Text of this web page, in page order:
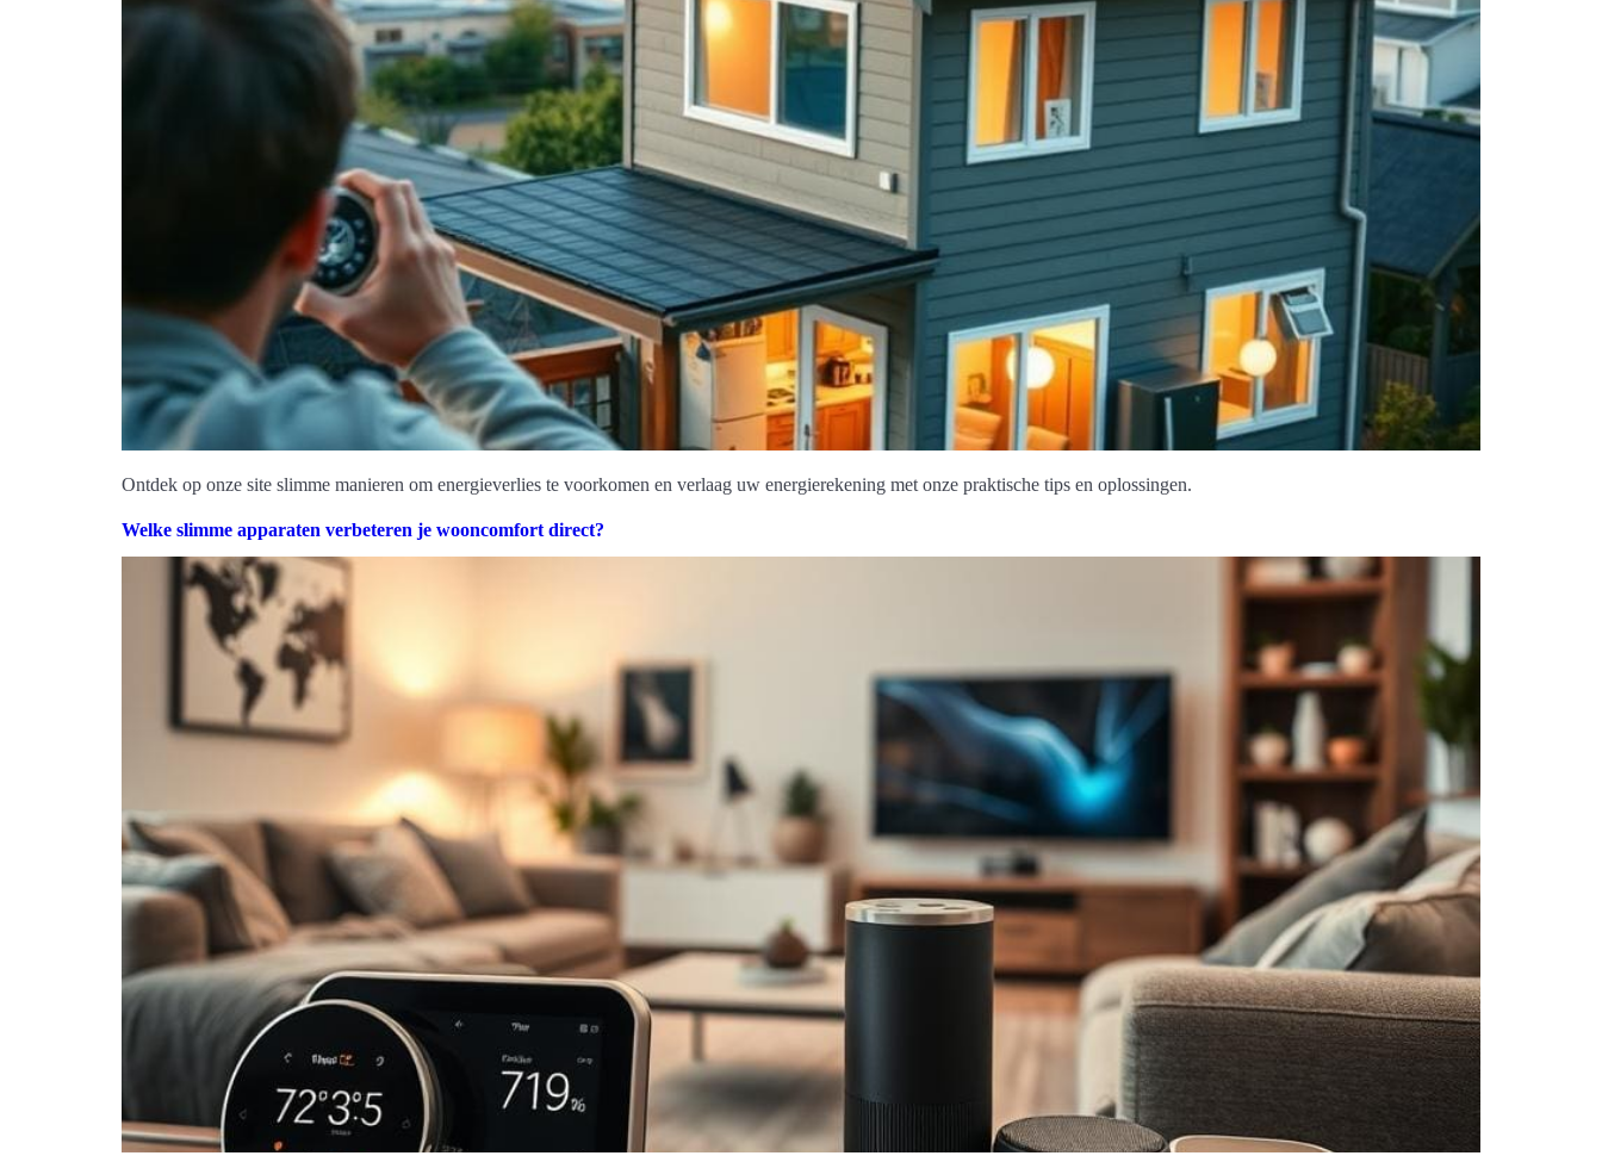
Ontdek op onze site slimme manieren om energieverlies te voorkomen en verlaag uw energierekening met onze praktische tips en oplossingen.
Welke slimme apparaten verbeteren je wooncomfort direct?